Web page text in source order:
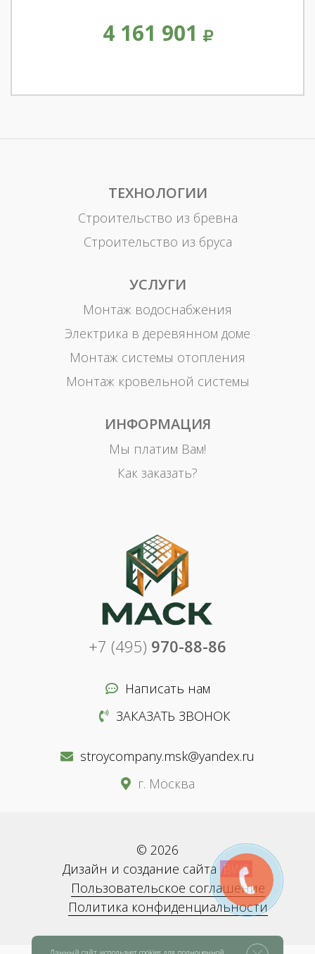
4 161 901
ТЕХНОЛОГИИ
Строительство из бревна
Строительство из бруса
УСЛУГИ
Монтаж водоснабжения
Электрика в деревянном доме
Монтаж системы отопления
Монтаж кровельной системы
ИНФОРМАЦИЯ
Мы платим Вам!
Как заказать?
+7 (495) 970-88-86
Написать нам
ЗАКАЗАТЬ ЗВОНОК
stroycompany.msk@yandex.ru
г. Москва
© 2026
Дизайн и создание сайта BWS
Пользовательское соглашение
Политика конфиденциальности